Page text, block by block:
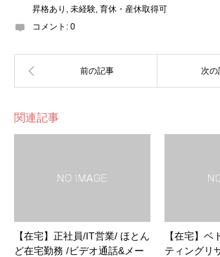
昇格あり , 未経験, 育休・産休取得可
コメント: 0
関連記事
【在宅】正社員/IT営業/ ほとん
ど在宅勤務 /ビデオ通話&メー
【在宅】ベ
ティングリ